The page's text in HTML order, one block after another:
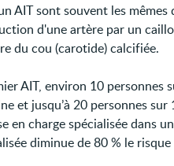
AIT sont souvent les mêmes
d'une artère par un
du cou (carotide) calcifiée.
AIT, environ 10
et jusqu’à 20 personnes
en charge spécialisée dans
diminue de 80 % le